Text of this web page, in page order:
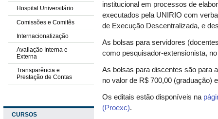
Hospital Universitário
Comissões e Comitês
Internacionalização
Avaliação Interna e
Externa
Transparência e
Prestação de Contas
CURSOS
institucional em processos de
executados pela UNIRIO com
de Execução Descentralizada, e
As bolsas para servidores
como pesquisador-extensionista,
As bolsas para discentes são para
no valor de R$ 700,00 (graduação)
Os editais estão disponíveis na
(Proexc).